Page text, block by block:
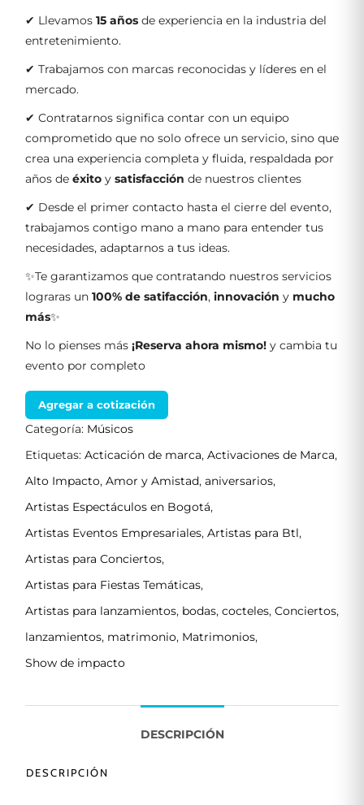
✔ Llevamos 15 años de experiencia en la industria del
entretenimiento.
✔ Trabajamos con marcas reconocidas y líderes en el
mercado.
✔ Contratarnos significa contar con un equipo
comprometido que no solo ofrece un servicio, sino que
crea una experiencia completa y fluida, respaldada por
años de éxito y satisfacción de nuestros clientes
✔ Desde el primer contacto hasta el cierre del evento,
trabajamos contigo mano a mano para entender tus
necesidades, adaptarnos a tus ideas.
✨Te garantizamos que contratando nuestros servicios
lograras un 100% de satifacción, innovación y mucho
más✨
No lo pienses más ¡Reserva ahora mismo! y cambia tu
evento por completo
Agregar a cotización
Categoría: Músicos
Etiquetas: Acticación de marca, Activaciones de Marca,
Alto Impacto, Amor y Amistad, aniversarios,
Artistas Espectáculos en Bogotá,
Artistas Eventos Empresariales, Artistas para Btl,
Artistas para Conciertos,
Artistas para Fiestas Temáticas,
Artistas para lanzamientos, bodas, cocteles, Conciertos,
lanzamientos, matrimonio, Matrimonios,
Show de impacto
DESCRIPCIÓN
DESCRIPCIÓN